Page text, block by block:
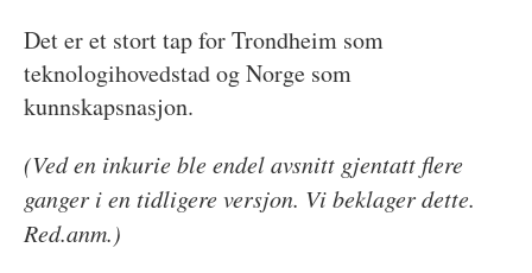
Det er et stort tap for Trondheim som
teknologihovedstad og Norge som
kunnskapsnasjon.
(Ved en inkurie ble endel avsnitt gjentatt flere
ganger i en tidligere versjon. Vi beklager dette.
Red.anm.)